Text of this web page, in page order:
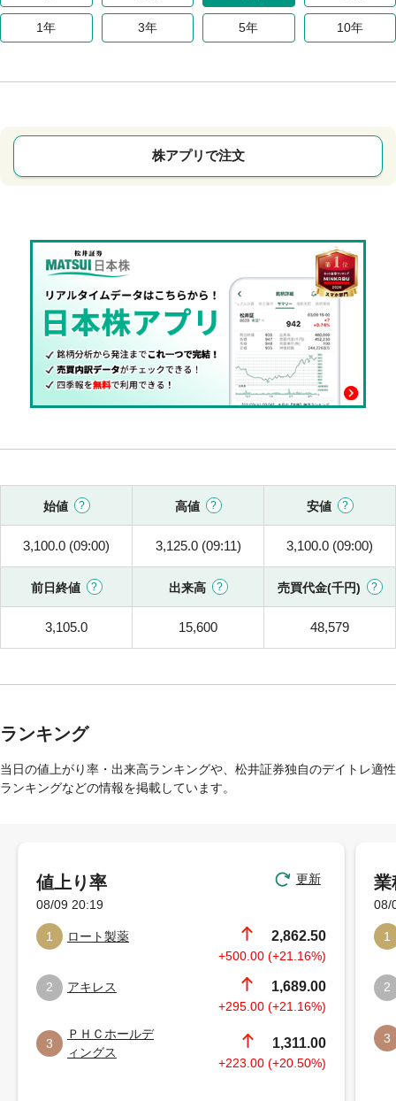
1年 3年 5年 10年
株アプリで注文
始値 高値 安値
3,100.0 (09:00) 3,125.0 (09:11) 3,100.0 (09:00)
前日終値 出来高 売買代金(千円)
3,105.0 15,600 48,579
ランキング
当日の値上がり率・出来高ランキングや、松井証券独自のデイトレ適性
ランキングなどの情報を掲載しています。